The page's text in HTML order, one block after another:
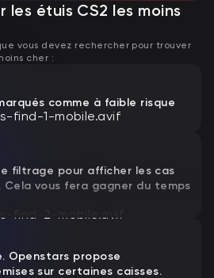
les étuis CS2 les moins
vous devez rechercher pour trouver
cher :
comme à faible risque
filtrage pour afficher les cas
vous fera gagner du temps
Openstars propose
sur certaines caisses.